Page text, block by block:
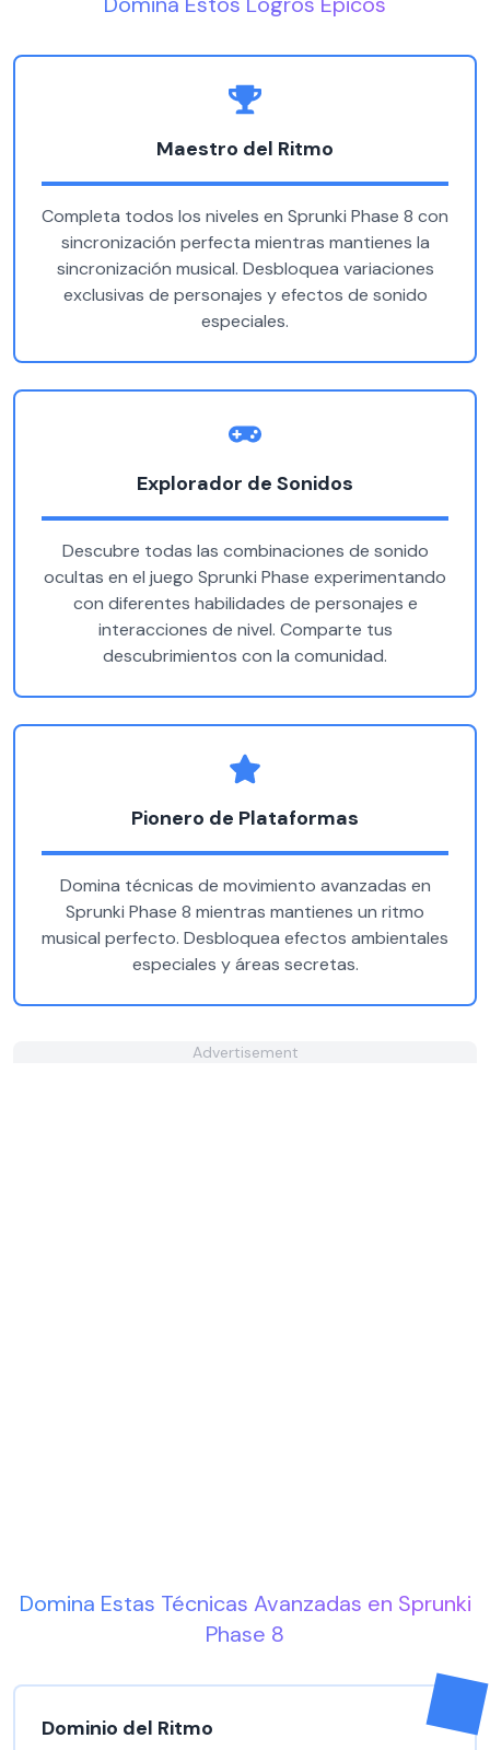
Maestro del Ritmo
Completa todos los niveles en Sprunki Phase 8 con
sincronización perfecta mientras mantienes la
sincronización musical. Desbloquea variaciones
exclusivas de personajes y efectos de sonido
especiales.
Explorador de Sonidos
Descubre todas las combinaciones de sonido
ocultas en el juego Sprunki Phase experimentando
con diferentes habilidades de personajes e
interacciones de nivel. Comparte tus
descubrimientos con la comunidad.
Pionero de Plataformas
Domina técnicas de movimiento avanzadas en
Sprunki Phase 8 mientras mantienes un ritmo
musical perfecto. Desbloquea efectos ambientales
especiales y áreas secretas.
Advertisement
Domina Estas Técnicas Avanzadas en Sprunki
Phase 8
Dominio del Ritmo